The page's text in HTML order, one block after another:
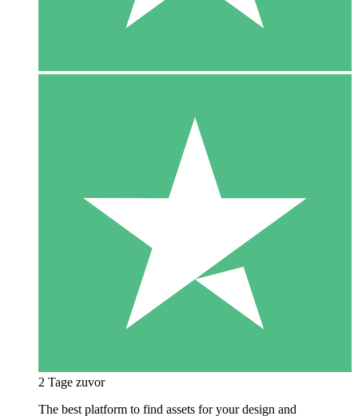
2 Tage zuvor
The best platform to find assets for your design and